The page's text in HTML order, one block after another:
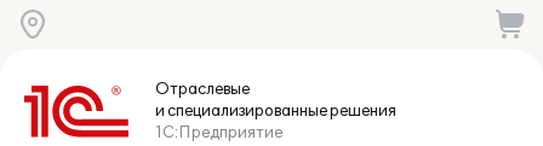
Отраслевые
и специализированныерешения
1С:Предприятие